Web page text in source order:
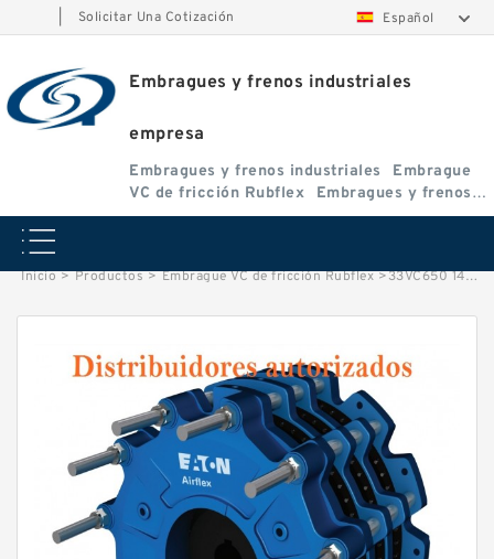
Solicitar Una Cotización Español
Embragues y frenos industriales
empresa
Embragues y frenos industriales
Embrague
VC de fricción Rubflex
Embragues y frenos
VC
Inicio > Productos > Embrague VC de fricción Rubflex >33VC650 142119 Eaton Airflex Elemento Embragues y Frenos